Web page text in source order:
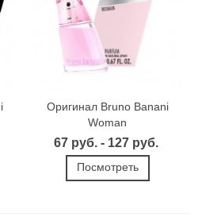
Оригинал Bruno Banani
Woman
67 руб. - 127 руб.
Посмотреть